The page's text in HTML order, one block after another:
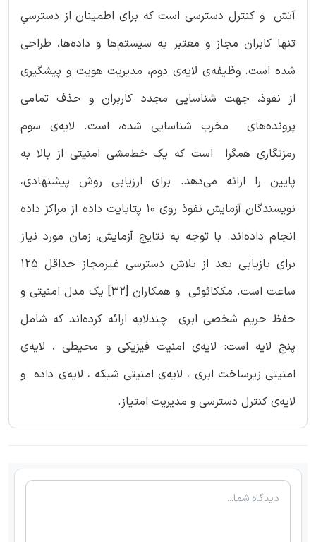
آتش و کنترل دسترسی است که برای اطمینان از دسترسیِ
تنها کابران مجاز و معتبر به سیستم‌ها و داده‌ها، طراحی
شده است. وظیفه‌ی لایه‌ی دوم، مدیریت هویت و پیشگیری
از نفوذ، جهت شناسایی مجدد کاربران و حذف تمامی
پرونده‌های مخرب شناسایی شده، است. لایه‌ی سوم
رمزنگاری همگرا است که یک خط‌مشی امنیتی از بالا به
پایین را ارائه می‌دهد. برای ارزیابی روش پیشنهادی،
نویسندگان آزمایش نفوذ روی 10 پتا‌بایت داده از مراکز داده
انجام داده‌اند. با توجه به نتایج آزمایش، زمان مورد نیاز
برای بازیابی بعد از تلاش دسترسی غیرمجاز حداقل 125
ساعت است. مککائوئی و همکاران [32] یک مدل امنیتی و
حفظ حریم شخصی ابری چندلایه ارائه کرده‌اند که شامل
پنج لایه است: لایه‌ی امنیت فیزیکی و محیطی ، لایه‌ی
امنیتی زیرساخت ابری ، لایه‌ی امنیتی شبکه ، لایه‌ی داده و
لایه‌ی کنترل دسترسی و مدیریت امتیاز.